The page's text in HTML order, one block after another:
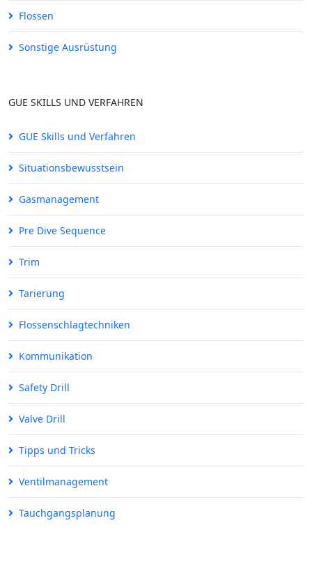
Flossen
Sonstige Ausrüstung
GUE SKILLS UND VERFAHREN
GUE Skills und Verfahren
Situationsbewusstsein
Gasmanagement
Pre Dive Sequence
Trim
Tarierung
Flossenschlagtechniken
Kommunikation
Safety Drill
Valve Drill
Tipps und Tricks
Ventilmanagement
Tauchgangsplanung